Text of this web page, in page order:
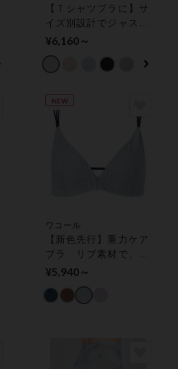
【Ｔシャツブラに】サ
イズ別設計でジャスト
フィット！ ３／４カ
¥6,160～
NEW
ワコール
【新色先行】重力ケア
ブラ リブ素材で、カ
ジュアルにノンワイヤ
ブラ（ノンワイヤーブ
¥5,940～